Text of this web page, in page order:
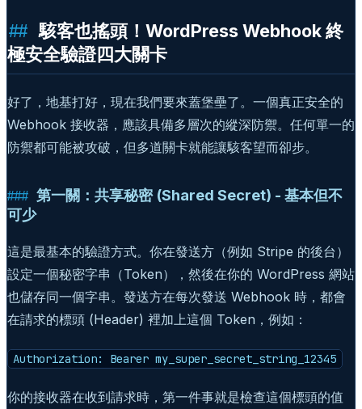
駭客也搖頭！WordPress Webhook 終
極安全驗證四大關卡
好了，地基打好，現在我們要來蓋堡壘了。一個真正安全的
Webhook 接收器，應該具備多層次的縱深防禦。任何單一的
防禦都可能被攻破，但多道關卡就能讓駭客望而卻步。
第一關：共享秘密 (Shared Secret) - 基本但不
可少
這是最基本的驗證方式。你在發送方（例如 Stripe 的後台）
設定一個秘密字串（Token），然後在你的 WordPress 網站
也儲存同一個字串。發送方在每次發送 Webhook 時，都會
在請求的標頭 (Header) 裡加上這個 Token，例如：
Authorization: Bearer my_super_secret_string_12345
你的接收器在收到請求時，第一件事就是檢查這個標頭的值